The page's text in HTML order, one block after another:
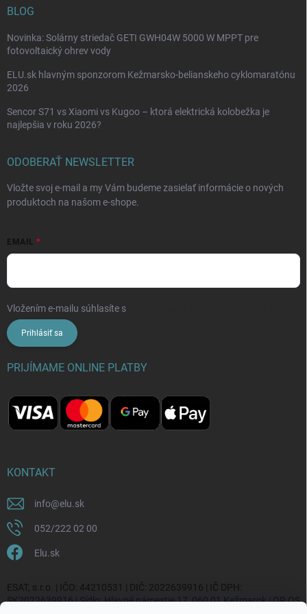
BLOG
Novinka: Solárny striedač GETI GWH04W 5000 W MPPT pre
fotovoltaický ohrev vody
ELU.sk hlavným sponzorom Kežmarsko-belianskeho cyklomaratónu
2026
Sencor S71 vs Xiaomi vs Kugoo – ktorá elektrická kolobežka je
najlepšia v roku 2026?
ODOBERAŤ NEWSLETTER
Vložte svoj e-mail a my Vám budeme zasielať informácie o nových
produktoch na našom e-shope.
EMAIL
Vložením e-mailu súhlasíte s
Prihlásiť sa
PRIJÍMAME ONLINE PLATBY
KONTAKT
info@elu.sk
052/222 02 00
Elu.sk
ESAT, s.r.o. | IČO: 44210531 | DIČ: 2022639916 | IČ DPH:
SK2022639916 | Sídlo: Hlavné námestie 17, 060 01 Kežmarok | OR OS